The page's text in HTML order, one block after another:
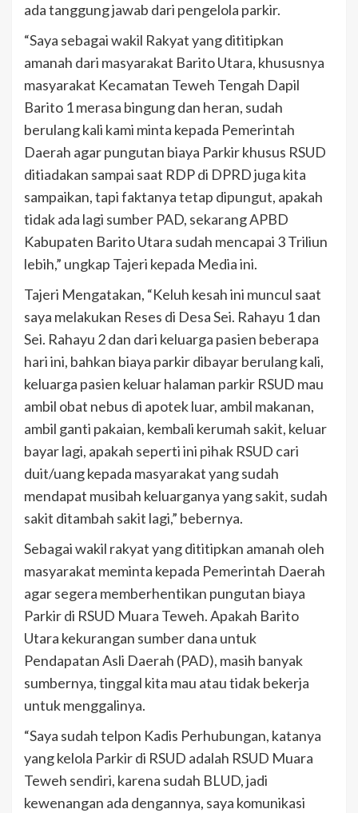
ada tanggung jawab dari pengelola parkir.
“Saya sebagai wakil Rakyat yang dititipkan
amanah dari masyarakat Barito Utara, khususnya
masyarakat Kecamatan Teweh Tengah Dapil
Barito 1 merasa bingung dan heran, sudah
berulang kali kami minta kepada Pemerintah
Daerah agar pungutan biaya Parkir khusus RSUD
ditiadakan sampai saat RDP di DPRD juga kita
sampaikan, tapi faktanya tetap dipungut, apakah
tidak ada lagi sumber PAD, sekarang APBD
Kabupaten Barito Utara sudah mencapai 3 Triliun
lebih,” ungkap Tajeri kepada Media ini.
Tajeri Mengatakan, “Keluh kesah ini muncul saat
saya melakukan Reses di Desa Sei. Rahayu 1 dan
Sei. Rahayu 2 dan dari keluarga pasien beberapa
hari ini, bahkan biaya parkir dibayar berulang kali,
keluarga pasien keluar halaman parkir RSUD mau
ambil obat nebus di apotek luar, ambil makanan,
ambil ganti pakaian, kembali kerumah sakit, keluar
bayar lagi, apakah seperti ini pihak RSUD cari
duit/uang kepada masyarakat yang sudah
mendapat musibah keluarganya yang sakit, sudah
sakit ditambah sakit lagi,” bebernya.
Sebagai wakil rakyat yang dititipkan amanah oleh
masyarakat meminta kepada Pemerintah Daerah
agar segera memberhentikan pungutan biaya
Parkir di RSUD Muara Teweh. Apakah Barito
Utara kekurangan sumber dana untuk
Pendapatan Asli Daerah (PAD), masih banyak
sumbernya, tinggal kita mau atau tidak bekerja
untuk menggalinya.
“Saya sudah telpon Kadis Perhubungan, katanya
yang kelola Parkir di RSUD adalah RSUD Muara
Teweh sendiri, karena sudah BLUD, jadi
kewenangan ada dengannya, saya komunikasi